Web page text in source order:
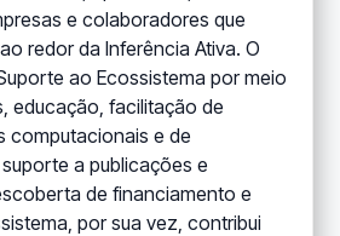
e colaboradores que
redor da Inferência Ativa. O
ao Ecossistema por meio
educação, facilitação de
computacionais e de
a publicações e
de financiamento e
por sua vez, contribui